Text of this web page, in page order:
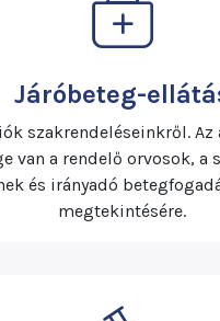
Járóbeteg-
szakrendeléseinkről. Az
van a rendelő orvosok, a
és irányadó
megtekintésére.